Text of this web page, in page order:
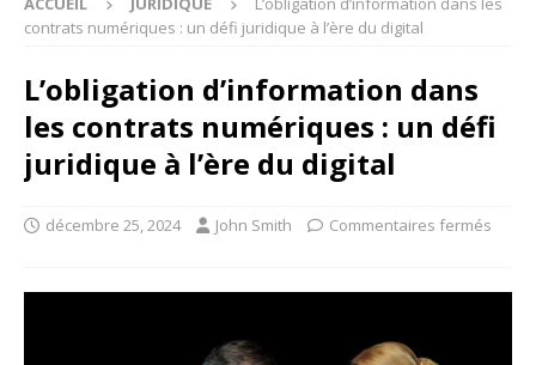
contrats numériques : un défi juridique à l’ère du digital
L’obligation d’information dans
les contrats numériques : un défi
juridique à l’ère du digital
décembre 25, 2024 John Smith Commentaires fermés